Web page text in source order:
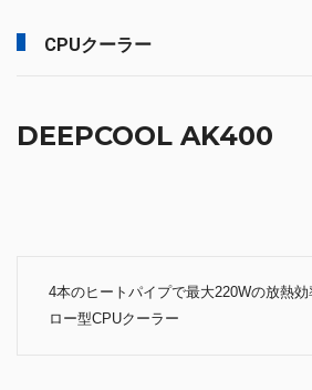
CPUクーラー
DEEPCOOL AK400
4本のヒートパイプで最大220Wの放熱
ロー型CPUクーラー